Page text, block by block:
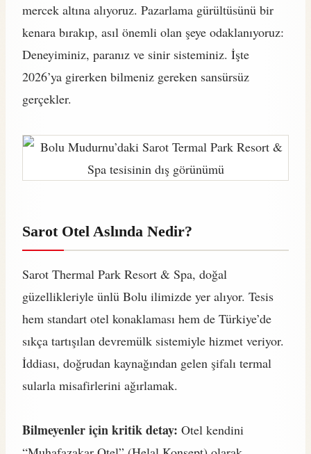
mercek altına alıyoruz. Pazarlama gürültüsünü bir
kenara bırakıp, asıl önemli olan şeye odaklanıyoruz:
Deneyiminiz, paranız ve sinir sisteminiz. İşte
2026’ya girerken bilmeniz gereken sansürsüz
gerçekler.
Sarot Otel Aslında Nedir?
Sarot Thermal Park Resort & Spa, doğal
güzellikleriyle ünlü Bolu ilimizde yer alıyor. Tesis
hem standart otel konaklaması hem de Türkiye’de
sıkça tartışılan devremülk sistemiyle hizmet veriyor.
İddiası, doğrudan kaynağından gelen şifalı termal
sularla misafirlerini ağırlamak.
Bilmeyenler için kritik detay: Otel kendini